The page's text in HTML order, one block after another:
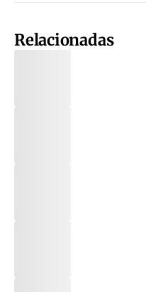
Relacionadas